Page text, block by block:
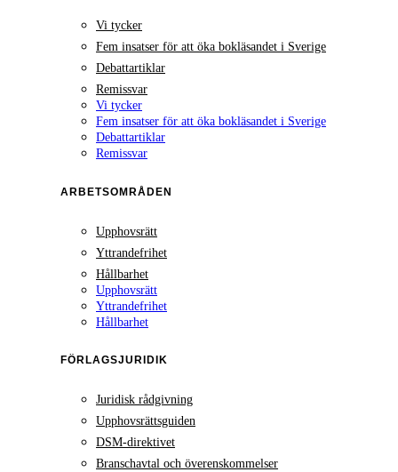
Vi tycker
Fem insatser för att öka bokläsandet i Sverige
Debattartiklar
Remissvar
Vi tycker
Fem insatser för att öka bokläsandet i Sverige
Debattartiklar
Remissvar
ARBETSOMRÅDEN
Upphovsrätt
Yttrandefrihet
Hållbarhet
Upphovsrätt
Yttrandefrihet
Hållbarhet
FÖRLAGSJURIDIK
Juridisk rådgivning
Upphovsrättsguiden
DSM-direktivet
Branschavtal och överenskommelser